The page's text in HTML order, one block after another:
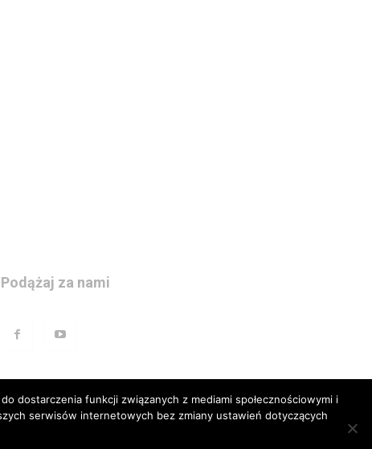
Podążaj za nami
dostarczenia funkcji związanych z mediami społecznościowymi i
serwisów internetowych bez zmiany ustawień dotyczących